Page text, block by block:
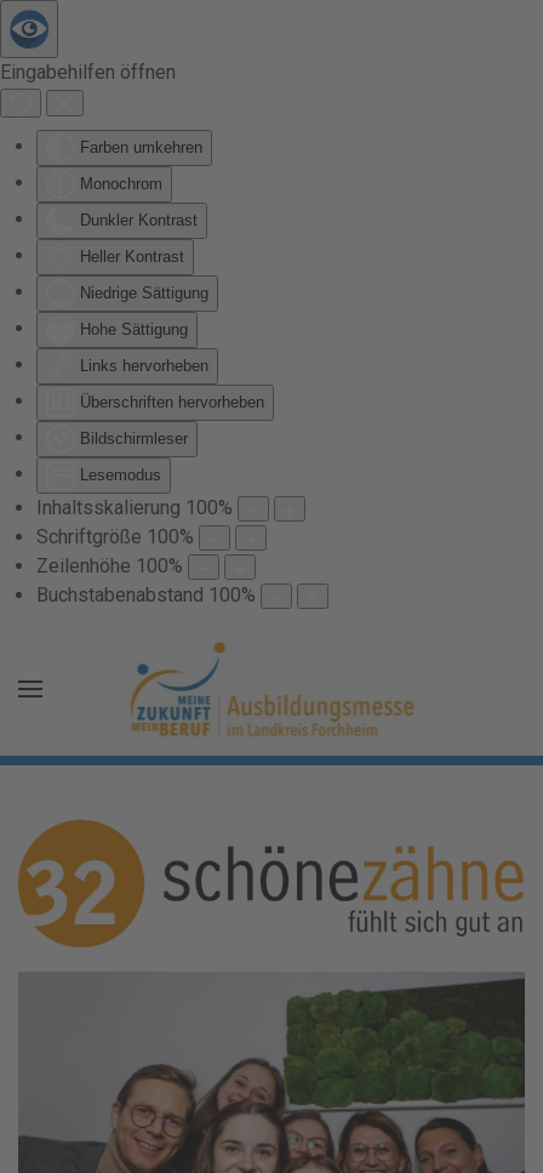
Eingabehilfen öffnen
Farben umkehren
Monochrom
Dunkler Kontrast
Heller Kontrast
Niedrige Sättigung
Hohe Sättigung
Links hervorheben
Überschriften hervorheben
Bildschirmleser
Lesemodus
Inhaltsskalierung 100%
Schriftgröße 100%
Zeilenhöhe 100%
Buchstabenabstand 100%
Zum Hauptinhalt springen